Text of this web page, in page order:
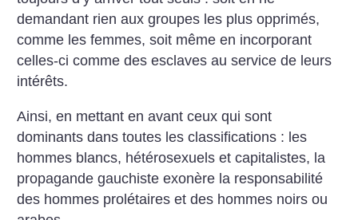
demandant rien aux groupes les plus opprimés,
comme les femmes, soit même en incorporant
celles-ci comme des esclaves au service de leurs
intérêts.
Ainsi, en mettant en avant ceux qui sont
dominants dans toutes les classifications : les
hommes blancs, hétérosexuels et capitalistes, la
propagande gauchiste exonère la responsabilité
des hommes prolétaires et des hommes noirs ou